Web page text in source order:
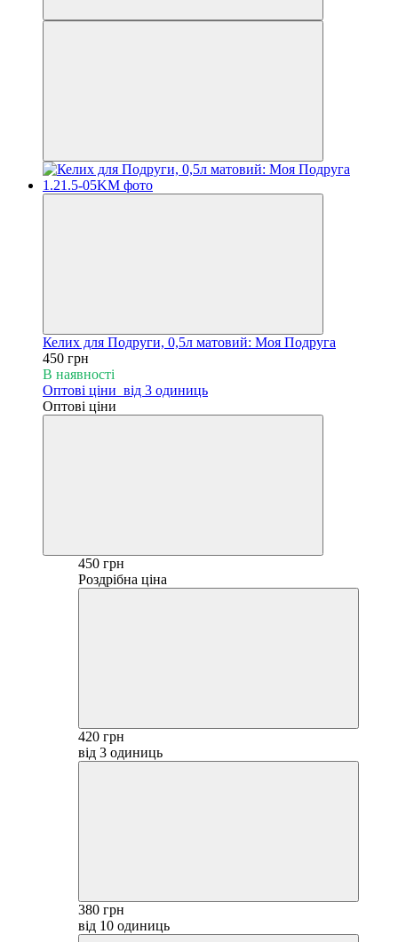
Келих для Подруги, 0,5л матовий: Моя Подруга
450 грн
В наявності
Оптові ціни від 3 одиниць
Оптові ціни
450 грн
Роздрібна ціна
420 грн
від 3 одиниць
380 грн
від 10 одиниць